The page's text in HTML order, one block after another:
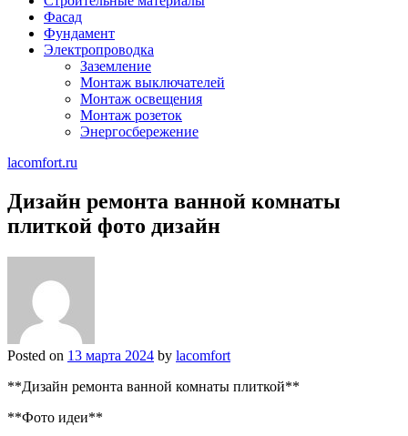
Фасад
Фундамент
Электропроводка
Заземление
Монтаж выключателей
Монтаж освещения
Монтаж розеток
Энергосбережение
lacomfort.ru
Дизайн ремонта ванной комнаты
плиткой фото дизайн
Posted on 13 марта 2024 by lacomfort
**Дизайн ремонта ванной комнаты плиткой**
**Фото идеи**